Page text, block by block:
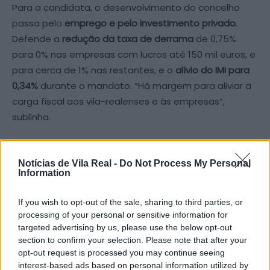
Notícias de Vila Real - Do Not Process My Personal
Information
If you wish to opt-out of the sale, sharing to third parties, or
processing of your personal or sensitive information for
targeted advertising by us, please use the below opt-out
section to confirm your selection. Please note that after your
opt-out request is processed you may continue seeing
interest-based ads based on personal information utilized by
Para a candidata, o desenvolvimento do concelho
passa pelo emprego e pelo investimento privado.
Defende a redução da taxa de derrama de 0,75%
para 0% nas empresas com lucros até 150 mil euros, e
para cerca de 1% nas restantes, e o alívio do IMI para
0,34% durante o mandato. “Há margem para aliviar a
carga fiscal aos vila-realenses e às empresas”,
sublinha.
reabilitação urbana, que prevê a recuperação de
edifícios devolutos para arrendamento temporário,
não pôr os estudantes a viver no centro histórico?”,
questiona.
No plano damobilidade, critica o atual PEDU e o